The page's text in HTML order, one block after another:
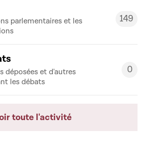
parlementaires et les
149
149
déposées et d'autres
les débats
0
0
toute l'activité